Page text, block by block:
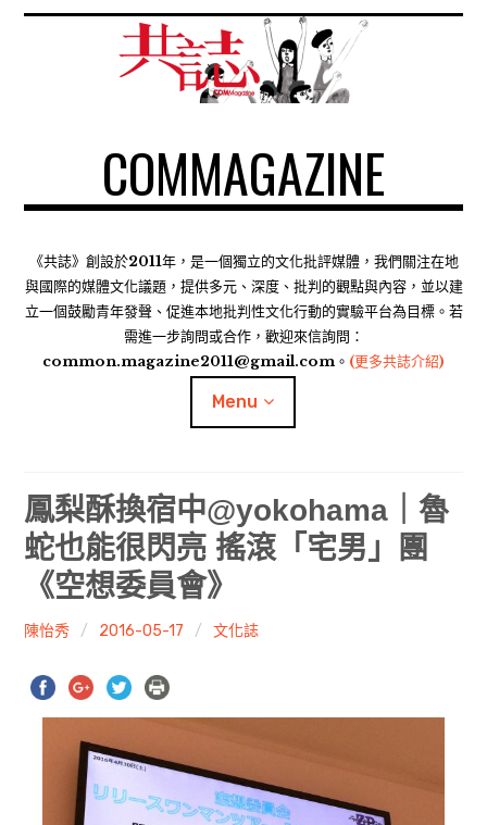
COMMAGAZINE
《共誌》創設於2011年，是一個獨立的文化批評媒體，我們關注在地
與國際的媒體文化議題，提供多元、深度、批判的觀點與內容，並以建
立一個鼓勵青年發聲、促進本地批判性文化行動的實驗平台為目標。若
需進一步詢問或合作，歡迎來信詢問：
common.magazine2011@gmail.com。 (更多共誌介紹)
Menu
共專題
共評論
共想/共享
勞動誌
共誌寫手
鳳梨酥換宿中@yokohama｜魯
蛇也能很閃亮 搖滾「宅男」團
《空想委員會》
陳怡秀 2016-05-17 文化誌